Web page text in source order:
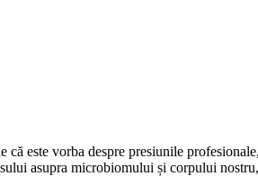
este vorba despre presiunile
asupra microbiomului și corpului